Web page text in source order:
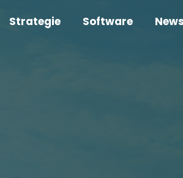
Strategie Software News